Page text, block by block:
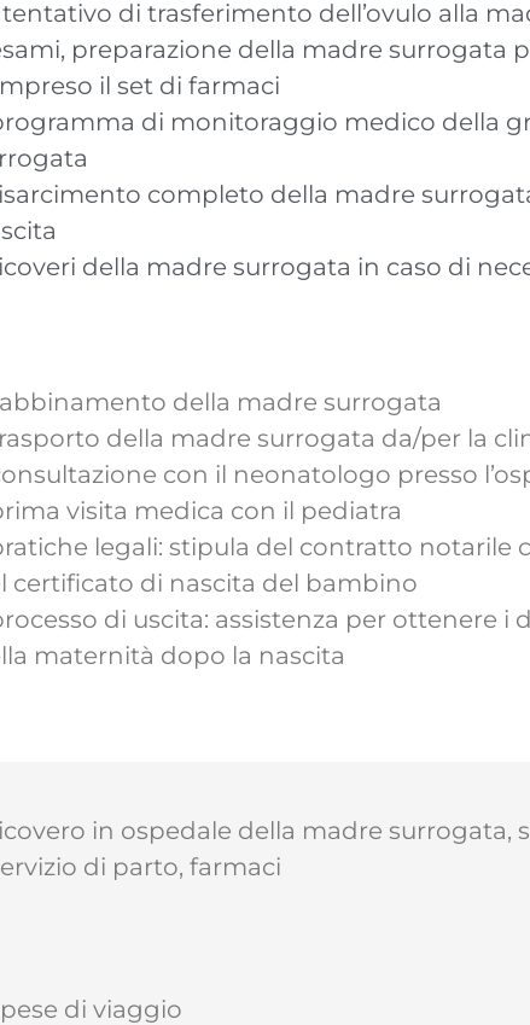
tentativo di trasferimento dell’ovulo alla
preparazione della madre surrogata
il set di farmaci
di monitoraggio medico della
completo della madre
della madre surrogata in caso di
della madre surrogata
della madre surrogata da/per la
con il neonatologo presso
visita medica con il pediatra
legali: stipula del contratto
certificato di nascita del bambino
di uscita: assistenza per ottenere
maternità dopo la nascita
in ospedale della madre surrogata,
di parto, farmaci
di viaggio